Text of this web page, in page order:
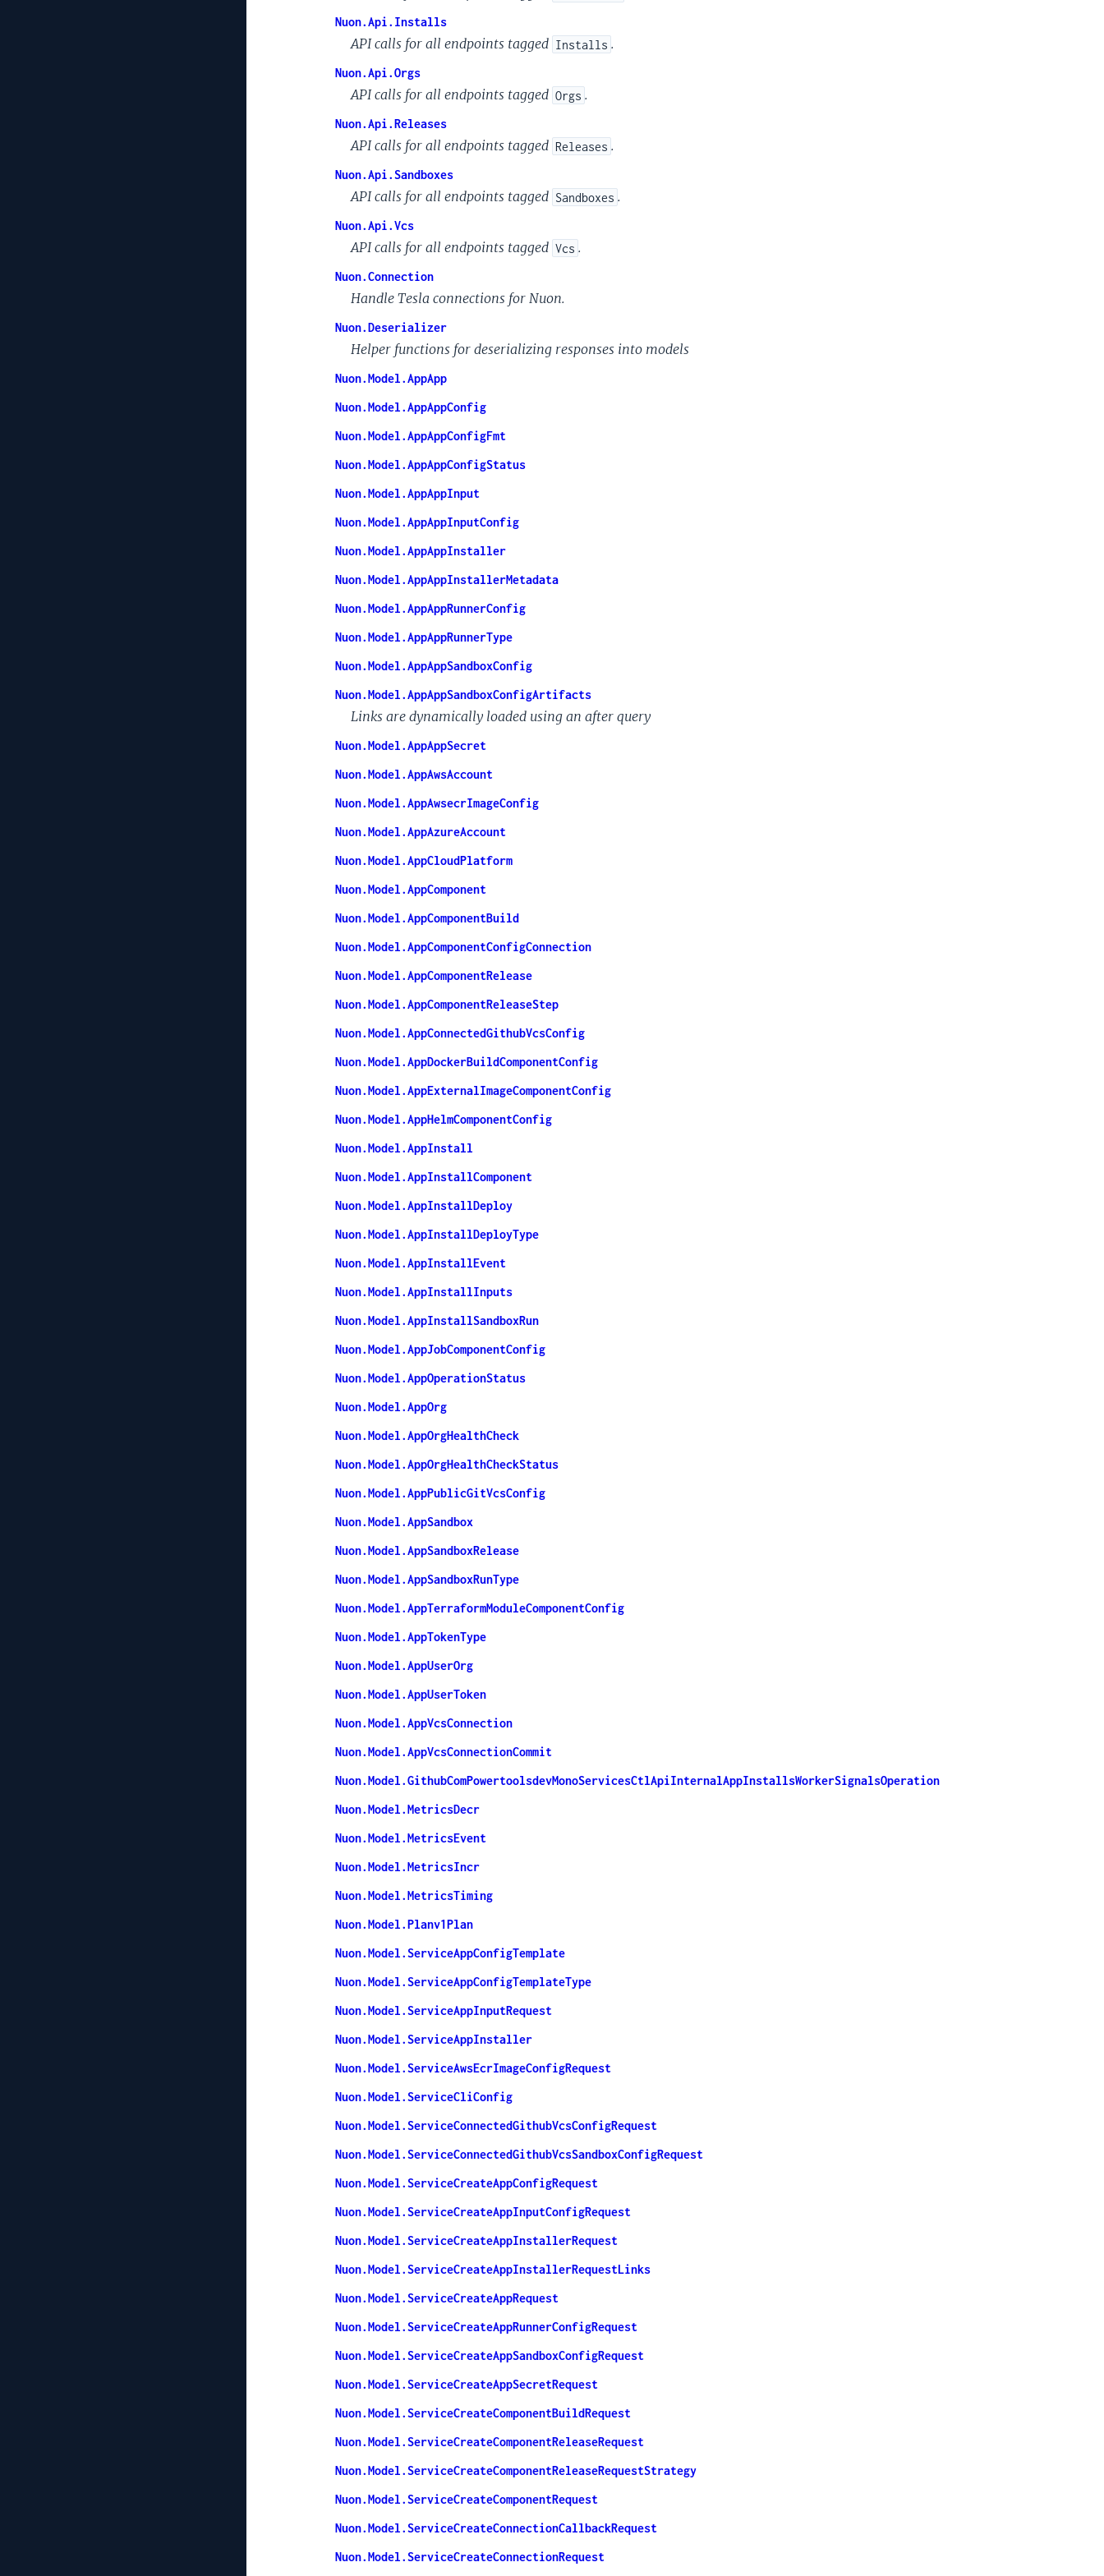
Nuon.Api.Installs
API calls for all endpoints tagged Installs .
Nuon.Api.Orgs
API calls for all endpoints tagged Orgs .
Nuon.Api.Releases
API calls for all endpoints tagged Releases .
Nuon.Api.Sandboxes
API calls for all endpoints tagged Sandboxes .
Nuon.Api.Vcs
API calls for all endpoints tagged Vcs .
Nuon.Connection
Handle Tesla connections for Nuon.
Nuon.Deserializer
Helper functions for deserializing responses into models
Nuon.Model.AppApp
Nuon.Model.AppAppConfig
Nuon.Model.AppAppConfigFmt
Nuon.Model.AppAppConfigStatus
Nuon.Model.AppAppInput
Nuon.Model.AppAppInputConfig
Nuon.Model.AppAppInstaller
Nuon.Model.AppAppInstallerMetadata
Nuon.Model.AppAppRunnerConfig
Nuon.Model.AppAppRunnerType
Nuon.Model.AppAppSandboxConfig
Nuon.Model.AppAppSandboxConfigArtifacts
Links are dynamically loaded using an after query
Nuon.Model.AppAppSecret
Nuon.Model.AppAwsAccount
Nuon.Model.AppAwsecrImageConfig
Nuon.Model.AppAzureAccount
Nuon.Model.AppCloudPlatform
Nuon.Model.AppComponent
Nuon.Model.AppComponentBuild
Nuon.Model.AppComponentConfigConnection
Nuon.Model.AppComponentRelease
Nuon.Model.AppComponentReleaseStep
Nuon.Model.AppConnectedGithubVcsConfig
Nuon.Model.AppDockerBuildComponentConfig
Nuon.Model.AppExternalImageComponentConfig
Nuon.Model.AppHelmComponentConfig
Nuon.Model.AppInstall
Nuon.Model.AppInstallComponent
Nuon.Model.AppInstallDeploy
Nuon.Model.AppInstallDeployType
Nuon.Model.AppInstallEvent
Nuon.Model.AppInstallInputs
Nuon.Model.AppInstallSandboxRun
Nuon.Model.AppJobComponentConfig
Nuon.Model.AppOperationStatus
Nuon.Model.AppOrg
Nuon.Model.AppOrgHealthCheck
Nuon.Model.AppOrgHealthCheckStatus
Nuon.Model.AppPublicGitVcsConfig
Nuon.Model.AppSandbox
Nuon.Model.AppSandboxRelease
Nuon.Model.AppSandboxRunType
Nuon.Model.AppTerraformModuleComponentConfig
Nuon.Model.AppTokenType
Nuon.Model.AppUserOrg
Nuon.Model.AppUserToken
Nuon.Model.AppVcsConnection
Nuon.Model.AppVcsConnectionCommit
Nuon.Model.GithubComPowertoolsdevMonoServicesCtlApiInternalAppInstallsWorkerSignalsOperation
Nuon.Model.MetricsDecr
Nuon.Model.MetricsEvent
Nuon.Model.MetricsIncr
Nuon.Model.MetricsTiming
Nuon.Model.Planv1Plan
Nuon.Model.ServiceAppConfigTemplate
Nuon.Model.ServiceAppConfigTemplateType
Nuon.Model.ServiceAppInputRequest
Nuon.Model.ServiceAppInstaller
Nuon.Model.ServiceAwsEcrImageConfigRequest
Nuon.Model.ServiceCliConfig
Nuon.Model.ServiceConnectedGithubVcsConfigRequest
Nuon.Model.ServiceConnectedGithubVcsSandboxConfigRequest
Nuon.Model.ServiceCreateAppConfigRequest
Nuon.Model.ServiceCreateAppInputConfigRequest
Nuon.Model.ServiceCreateAppInstallerRequest
Nuon.Model.ServiceCreateAppInstallerRequestLinks
Nuon.Model.ServiceCreateAppRequest
Nuon.Model.ServiceCreateAppRunnerConfigRequest
Nuon.Model.ServiceCreateAppSandboxConfigRequest
Nuon.Model.ServiceCreateAppSecretRequest
Nuon.Model.ServiceCreateComponentBuildRequest
Nuon.Model.ServiceCreateComponentReleaseRequest
Nuon.Model.ServiceCreateComponentReleaseRequestStrategy
Nuon.Model.ServiceCreateComponentRequest
Nuon.Model.ServiceCreateConnectionCallbackRequest
Nuon.Model.ServiceCreateConnectionRequest